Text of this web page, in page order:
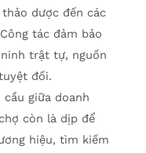
dược đến các
tác đảm bảo
trật tự, nguồn
đối.
giữa doanh
còn là dịp để
hiệu, tìm kiếm